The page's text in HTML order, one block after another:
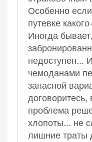
Особенно
путевке
Иногда
недоступен...
чемоданами
запасной
договоритесь,
проблема
хлопоты... не
лишние траты